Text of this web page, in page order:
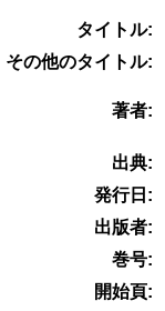
タイトル:
その他のタイトル:
著者:
出典:
発行日:
出版者:
巻号:
開始頁: